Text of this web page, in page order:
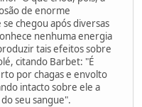
de enorme
chegou após diversas
nenhuma energia
tais efeitos sobre
citando Barbet: "É
por chagas e envolto
intacto sobre ele a
seu sangue".